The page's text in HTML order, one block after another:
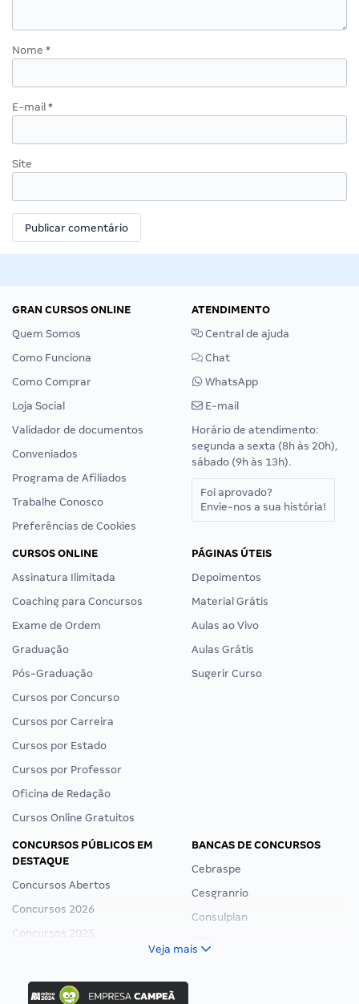
Nome *
E-mail *
Site
GRAN CURSOS ONLINE
Quem Somos
Como Funciona
Como Comprar
Loja Social
Validador de documentos
Conveniados
Programa de Afiliados
Trabalhe Conosco
Preferências de Cookies
ATENDIMENTO
Central de ajuda
Chat
WhatsApp
E-mail
Horário de atendimento:
segunda a sexta (8h às 20h),
sábado (9h às 13h).
Foi aprovado?
Envie-nos a sua história!
CURSOS ONLINE
Assinatura Ilimitada
Coaching para Concursos
Exame de Ordem
Graduação
Pós-Graduação
Cursos por Concurso
Cursos por Carreira
Cursos por Estado
Cursos por Professor
Oficina de Redação
Cursos Online Gratuitos
PÁGINAS ÚTEIS
Depoimentos
Material Grátis
Aulas ao Vivo
Aulas Grátis
Sugerir Curso
CONCURSOS PÚBLICOS EM
DESTAQUE
Concursos Abertos
Concursos 2026
Concursos 2025
Concurso Ibama
BANCAS DE CONCURSOS
Cebraspe
Cesgranrio
Consulplan
Veja mais